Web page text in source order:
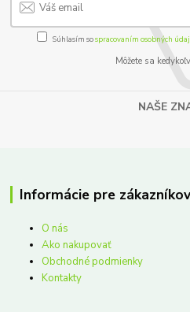
Súhlasím sospracovaním osobných
Môžete sa
NAŠE
Informácie pre zákazníkov
O nás
Ako nakupovať
Obchodné podmienky
Kontakty